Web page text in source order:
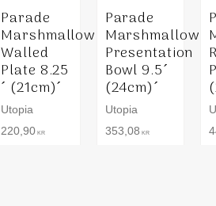
Parade
Marshmallow
Walled
Plate 8.25
´ (21cm)´
Utopia
220,90 KR
Parade
Marshmallow
Presentation
Bowl 9.5´
(24cm)´
Utopia
353,08 KR